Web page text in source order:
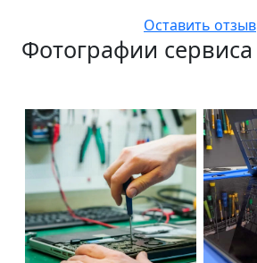
Оставить отзыв
Фотографии сервиса